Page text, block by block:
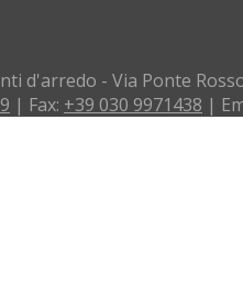
d'arredo - Via Ponte
| Fax: +39 030 9971438 |